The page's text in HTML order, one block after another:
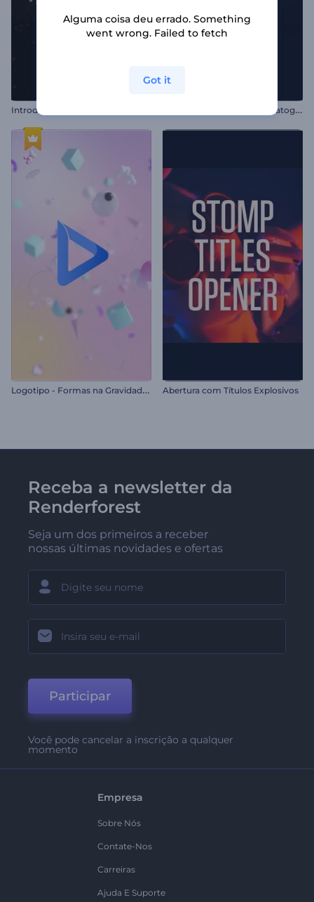
L
ogotipo Partículas Cinematográficas
L
ogotipo - Formas na Gravidade Zero Abertura com Títulos Explosivos
Receba a newsletter da
Renderforest
Seja um dos primeiros a receber
nossas últimas novidades e ofertas
Participar
Você pode cancelar a inscrição a qualquer
momento
Empresa
Sobre Nós
Contate-Nos
Carreiras
Ajuda E Suporte
Alguma coisa deu errado. Something
went wrong. Failed to fetch
Got it